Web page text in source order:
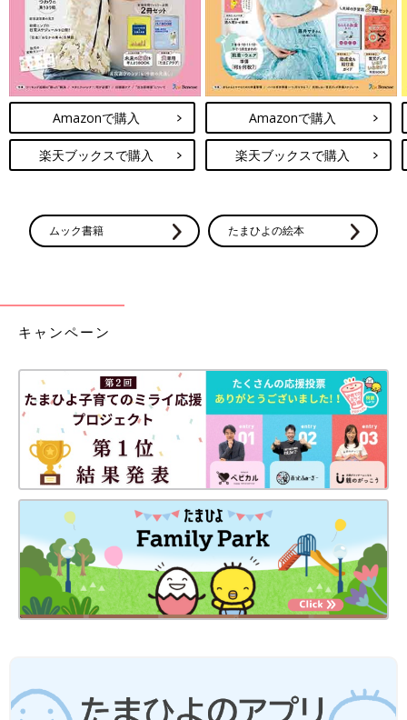
寂しくて寂しくてでしたが、いざ引っ越すとやっぱり新しい家っ
ていいですね！
しかしまぁ引っ越しの準備は本当に大変でした。
小僧が邪魔ばっかりするので
僕が荷物を詰めているときはヨメさんが小僧の相手を、
な感じで、
時間がかかってしょうがなかったです。
引っ越ししてよかったけど、もう引っ越しはしたくないです。
【しゅう くりぃむ】
福岡県在住のイラストレーター・漫画家。
在宅で働きながら家事・育児やっとります。
■LINEスタンプ発売中！【<薄毛赤ちゃん>まるくんスタンプ】
我が子が薄毛というお父さんお母さんはぜひ使ってみて下さい。
→こちらから購入いただけます
●ヨメさんが管理してるインスタ
Amazonで購入
楽天ブックスで購入
Amazonで購入
楽天ブックスで購入
ムック書籍 たまひよの絵本
キャンペーン